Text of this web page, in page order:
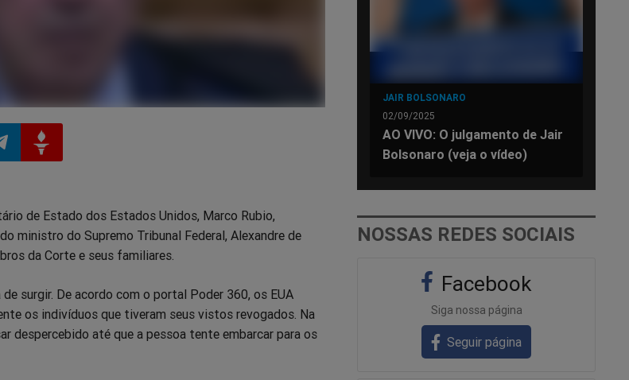
no
Gettr
de Estado dos Estados Unidos, Marco Rubio,
ministro do Supremo Tribunal Federal, Alexandre de
da Corte e seus familiares.
surgir. De acordo com o portal Poder 360, os EUA
os indivíduos que tiveram seus vistos revogados. Na
despercebido até que a pessoa tente embarcar para os
JAIR BOLSONARO
02/09/2025
AO VIVO: O julgamento de Jair
Bolsonaro (veja o vídeo)
NOSSAS REDES SOCIAIS
Facebook
Siga nossa página
Seguir página